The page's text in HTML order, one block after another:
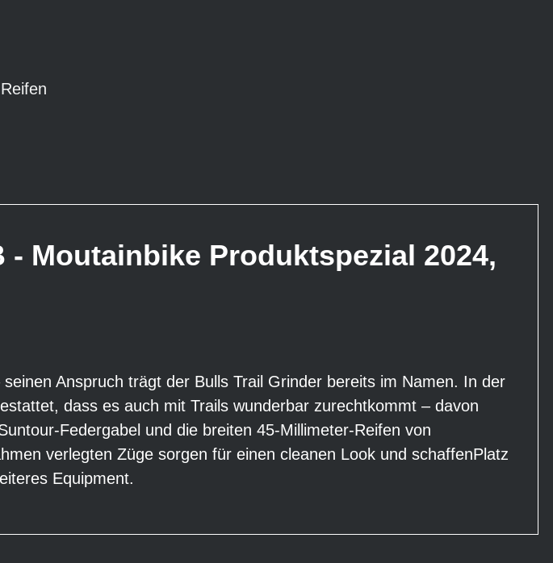
- Moutainbike Produktspezial 2024,
Anspruch trägt der Bulls Trail Grinder bereits im Namen. In der
dass es auch mit Trails wunderbar zurechtkommt – davon
Federgabel und die breiten 45-Millimeter-Reifen von
verlegten Züge sorgen für einen cleanen Look und schaffenPlatz
Equipment.